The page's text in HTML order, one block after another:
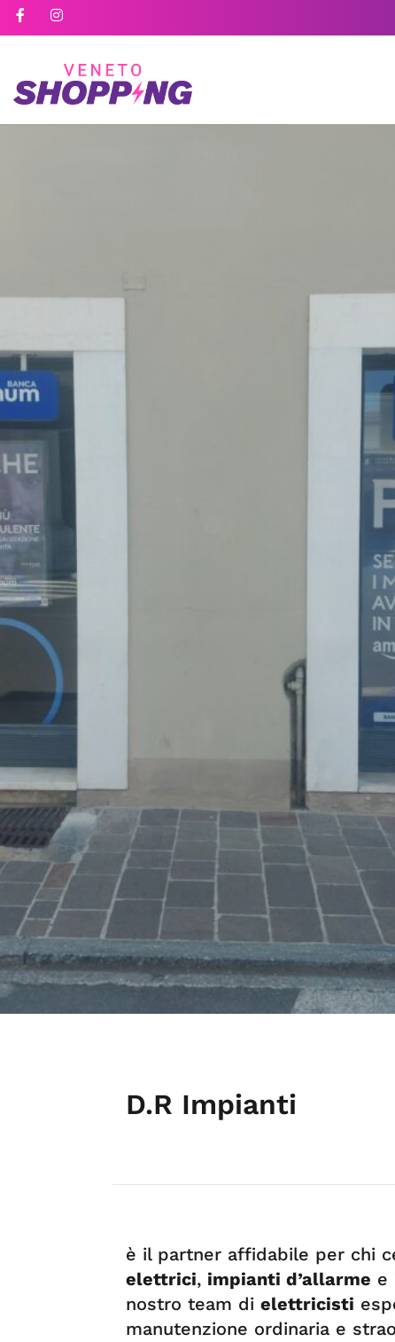
D.R Impianti
è il partner affidabile per chi
elettrici, impianti d’allarme e
nostro team di elettricisti
manutenzione ordinaria e